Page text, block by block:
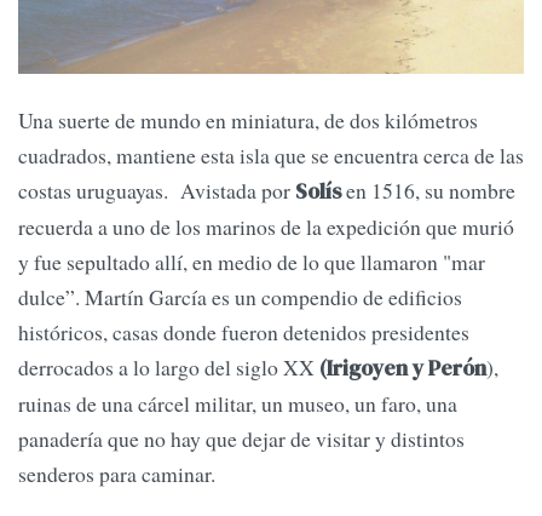
Una suerte de mundo en miniatura, de dos kilómetros
cuadrados, mantiene esta isla que se encuentra cerca de las
costas uruguayas. Avistada por Solísen 1516, su nombre
recuerda a uno de los marinos de la expedición que murió
y fue sepultado allí, en medio de lo que llamaron "mar
dulce”. Martín García es un compendio de edificios
históricos, casas donde fueron detenidos presidentes
derrocados a lo largo del siglo XX (Irigoyen y Perón),
ruinas de una cárcel militar, un museo, un faro, una
panadería que no hay que dejar de visitar y distintos
senderos para caminar.